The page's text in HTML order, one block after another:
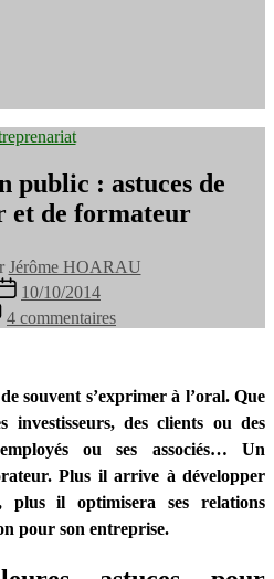
Catégories
public : astuces de
et de formateur
Jérôme HOARAU
10/10/2014
4 commentaires
Mieux
public
:
astuces
de
conférencier
de
formateur
souvent s’exprimer à l’oral. Que
investisseurs, des clients ou des
ou ses associés… Un
Plus il arrive à développer
plus il optimisera ses relations
pour son entreprise.